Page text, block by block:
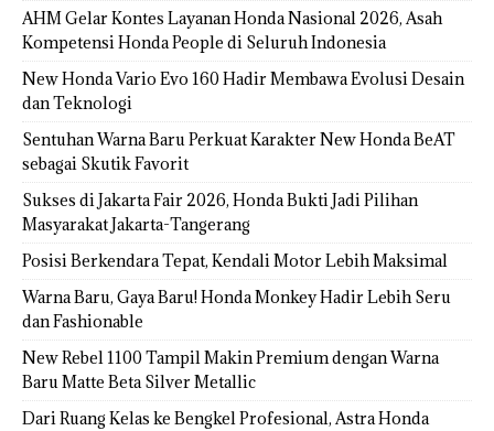
AHM Gelar Kontes Layanan Honda Nasional 2026, Asah
Kompetensi Honda People di Seluruh Indonesia
New Honda Vario Evo 160 Hadir Membawa Evolusi Desain
dan Teknologi
Sentuhan Warna Baru Perkuat Karakter New Honda BeAT
sebagai Skutik Favorit
Sukses di Jakarta Fair 2026, Honda Bukti Jadi Pilihan
Masyarakat Jakarta-Tangerang
Posisi Berkendara Tepat, Kendali Motor Lebih Maksimal
Warna Baru, Gaya Baru! Honda Monkey Hadir Lebih Seru
dan Fashionable
New Rebel 1100 Tampil Makin Premium dengan Warna
Baru Matte Beta Silver Metallic
Dari Ruang Kelas ke Bengkel Profesional, Astra Honda